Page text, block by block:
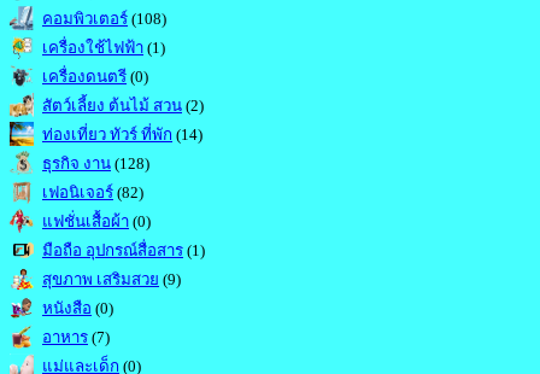
คอมพิวเตอร์ (108)
เครื่องใช้ไฟฟ้า (1)
เครื่องดนตรี (0)
สัตว์เลี้ยง ต้นไม้ สวน (2)
ท่องเที่ยว ทัวร์ ที่พัก (14)
ธุรกิจ งาน (128)
เฟอนิเจอร์ (82)
แฟชั่นเสื้อผ้า (0)
มือถือ อุปกรณ์สื่อสาร (1)
สุขภาพ เสริมสวย (9)
หนังสือ (0)
อาหาร (7)
แม่และเด็ก (0)